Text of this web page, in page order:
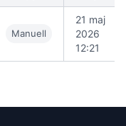
Manuell
21 maj
2026
12:21